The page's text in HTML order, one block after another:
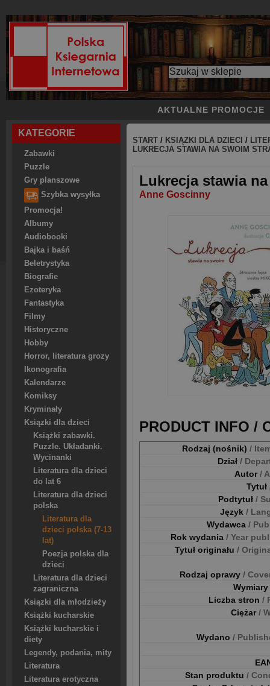
AKTUALNE PROMOCJE
KATEGORIE
Zabawki
Puzzle
Gry planszowe
Szybka wysyłka
Promocja!
Albumy
Audiobooki
Bajka i baśń
Beletrystyka
Biografie
Ezoteryka
Fantastyka
Filmy
Historyczne
Hobby
Horror, literatura grozy
Ikonografia
Kalendarze
Komiksy
Kryminały
Ksiązki dla dzieci
Książki zabawki.
Puzzle. Układanki.
Wycinanki
Literatura dla dzieci
do lat 6
Literatura dla dzieci
polska
Literatura dla
dzieci polska (7-13
lat)
Poezja polska dla
dzieci
Literatura dla dzieci
zagraniczna
Ksiązki dla młodzieży
Książki kucharskie
Książki kucharskie i
diety
Legendy, podania, mity
Literatura
Literatura erotyczna
START / KSIĄZKI DLA DZIECI /
LUKRECJA STAWIA NA SWOIM
Lukrecja stawia
Anne Goscinny
PRODUCT INFO /
Rodzaj (nośnik) /
Dział /
Autor/
Tytuł
Podtytuł /
Język /
Wydawca /
Rok wydania / Year
Tytuł originału /
Rodzaj oprawy /
Wymiary
Liczba stron /
Ciężar/
Wydano /
Stan produktu /